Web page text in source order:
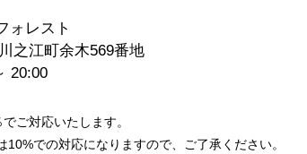
ォレスト
之江町余木569番地
20:00
ご対応いたします。
での対応になりますので、ご了承ください。